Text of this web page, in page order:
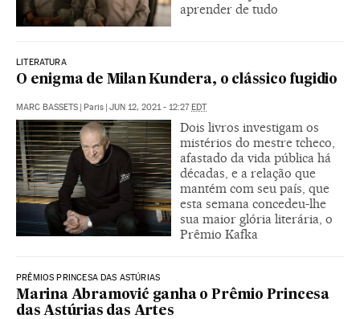
aprender de tudo
LITERATURA
O enigma de Milan Kundera, o clássico fugidio
MARC BASSETS | Paris | JUN 12, 2021 - 12:27EDT
Dois livros investigam os
mistérios do mestre tcheco,
afastado da vida pública há
décadas, e a relação que
mantém com seu país, que
esta semana concedeu-lhe
sua maior glória literária, o
Prêmio Kafka
PRÊMIOS PRINCESA DAS ASTÚRIAS
Marina Abramović ganha o Prêmio Princesa
das Astúrias das Artes